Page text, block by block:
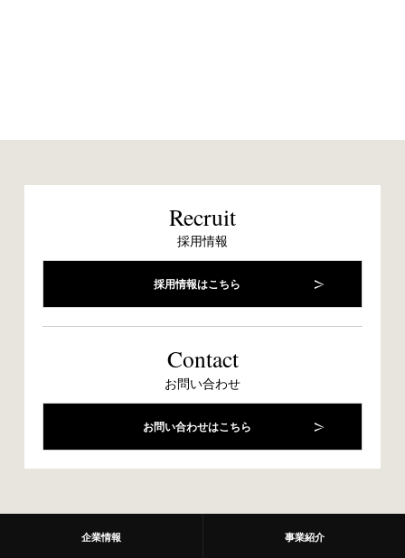
Recruit
採用情報
採用情報はこちら
Contact
お問い合わせ
お問い合わせはこちら
企業情報 事業紹介